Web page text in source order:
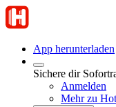
App herunterladen
Sichere dir
Anmelden
Mehr zu